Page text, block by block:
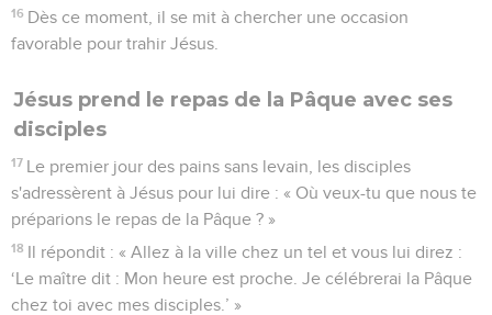
16 Dès ce moment, il se mit à chercher une occasion
favorable pour trahir Jésus.
Jésus prend le repas de la Pâque avec ses
disciples
17 Le premier jour des pains sans levain, les disciples
s'adressèrent à Jésus pour lui dire : « Où veux-tu que nous te
préparions le repas de la Pâque ? »
18 Il répondit : « Allez à la ville chez un tel et vous lui direz :
‘Le maître dit : Mon heure est proche. Je célébrerai la Pâque
chez toi avec mes disciples.’ »